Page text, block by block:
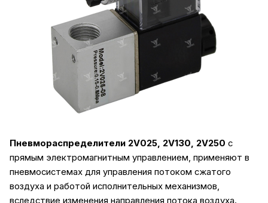
Пневмораспределители 2V025, 2V130, 2V250 с
прямым электромагнитным управлением, применяют в
пневмосистемах для управления потоком сжатого
воздуха и работой исполнительных механизмов,
вследствие изменения направления потока воздуха.